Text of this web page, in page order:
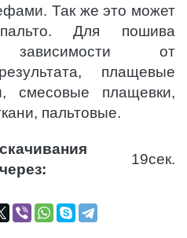
Так же это может
Для пошива
от
плащевые
смесовые плащевки,
пальтовые.
18сек.